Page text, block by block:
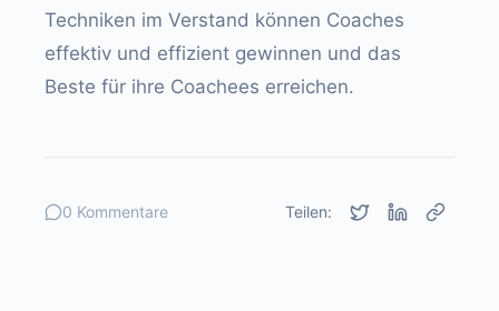
Techniken im Verstand können Coaches
effektiv und effizient gewinnen und das
Beste für ihre Coachees erreichen.
0 Kommentare Teilen: